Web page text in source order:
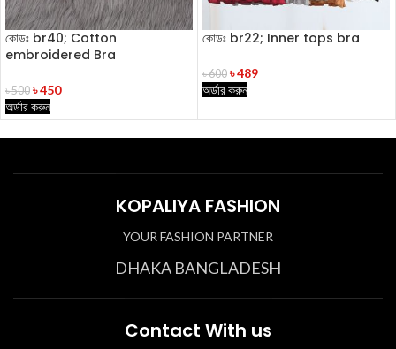
কোডঃ br40; Cotton
embroidered Bra
৳500 ৳450
অর্ডার করুন
কোডঃ br22; Inner tops bra
৳600 ৳489
অর্ডার করুন
KOPALIYA FASHION
YOUR FASHION PARTNER
DHAKA BANGLADESH
Contact With us